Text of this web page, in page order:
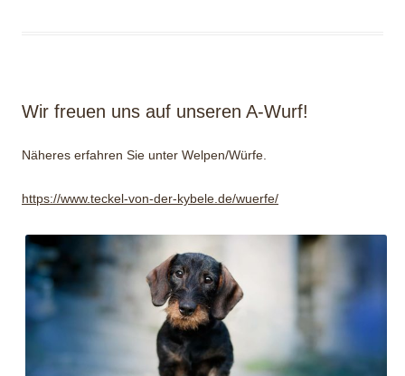
Wir freuen uns auf unseren A-Wurf!
Näheres erfahren Sie unter Welpen/Würfe.
https://www.teckel-von-der-kybele.de/wuerfe/